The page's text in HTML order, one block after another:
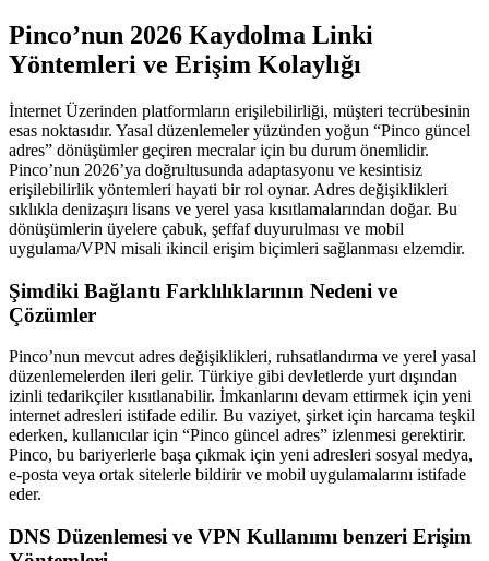
Pinco’nun 2026 Kaydolma Linki
Yöntemleri ve Erişim Kolaylığı
İnternet Üzerinden platformların erişilebilirliği, müşteri tecrübesinin
esas noktasıdır. Yasal düzenlemeler yüzünden yoğun “Pinco güncel
adres” dönüşümler geçiren mecralar için bu durum önemlidir.
Pinco’nun 2026’ya doğrultusunda adaptasyonu ve kesintisiz
erişilebilirlik yöntemleri hayati bir rol oynar. Adres değişiklikleri
sıklıkla denizaşırı lisans ve yerel yasa kısıtlamalarından doğar. Bu
dönüşümlerin üyelere çabuk, şeffaf duyurulması ve mobil
uygulama/VPN misali ikincil erişim biçimleri sağlanması elzemdir.
Şimdiki Bağlantı Farklılıklarının Nedeni ve
Çözümler
Pinco’nun mevcut adres değişiklikleri, ruhsatlandırma ve yerel yasal
düzenlemelerden ileri gelir. Türkiye gibi devletlerde yurt dışından
izinli tedarikçiler kısıtlanabilir. İmkanlarını devam ettirmek için yeni
internet adresleri istifade edilir. Bu vaziyet, şirket için harcama teşkil
ederken, kullanıcılar için “Pinco güncel adres” izlenmesi gerektirir.
Pinco, bu bariyerlerle başa çıkmak için yeni adresleri sosyal medya,
e-posta veya ortak sitelerle bildirir ve mobil uygulamalarını istifade
eder.
DNS Düzenlemesi ve VPN Kullanımı benzeri Erişim